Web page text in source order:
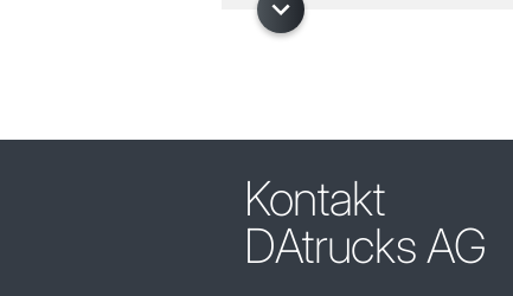
Kontakt
DAtrucks AG